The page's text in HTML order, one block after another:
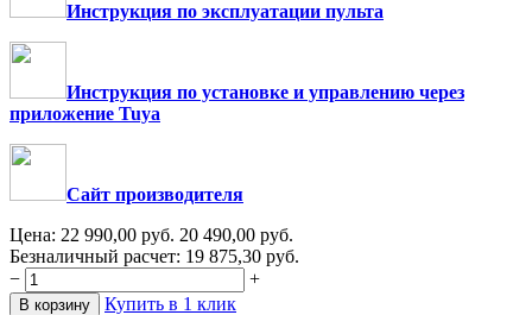
Инструкция по эксплуатации пульта
Инструкция по установке и управлению через
приложение Tuya
Сайт производителя
Цена: 22 990,00 руб. 20 490,00 руб.
Безналичный расчет: 19 875,30 руб.
−
+
В корзину
Купить в 1 клик